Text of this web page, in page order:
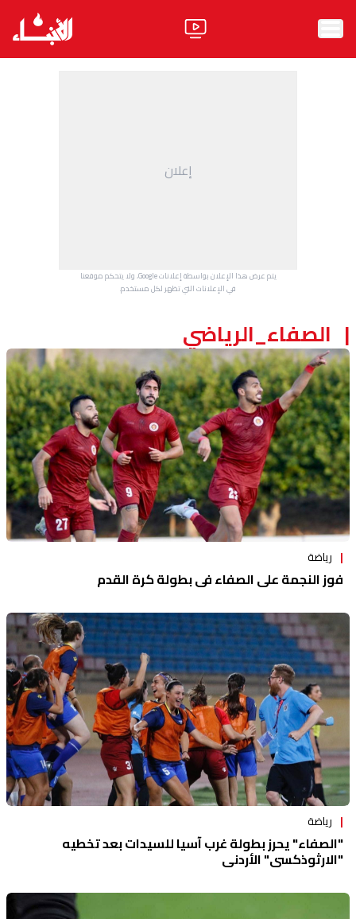
ثقافة ومجتمع
منوعات
إعلان
يتم عرض هذا الإعلان بواسطة إعلانات Google، ولا يتحكم موقعنا
في الإعلانات التي تظهر لكل مستخدم.
الصفاء_الرياضي
رياضة
فوز النجمة على الصفاء في بطولة كرة القدم
رياضة
"الصفاء" يحرز بطولة غرب آسيا للسيدات بعد تخطيه
"الارثوذكسي" الأردني